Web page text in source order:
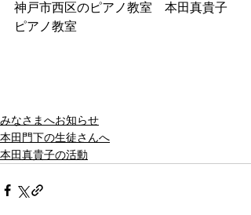
神戸市西区のピアノ教室　本田真貴子
ピアノ教室
みなさまへお知らせ
本田門下の生徒さんへ
本田真貴子の活動